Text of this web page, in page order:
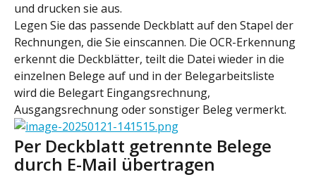
und drucken sie aus.
Legen Sie das passende Deckblatt auf den Stapel der
Rechnungen, die Sie einscannen. Die OCR-Erkennung
erkennt die Deckblätter, teilt die Datei wieder in die
einzelnen Belege auf und in der Belegarbeitsliste
wird die Belegart Eingangsrechnung,
Ausgangsrechnung oder sonstiger Beleg vermerkt.
Per Deckblatt getrennte Belege
durch E-Mail übertragen